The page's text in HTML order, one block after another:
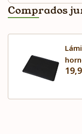
Comprados